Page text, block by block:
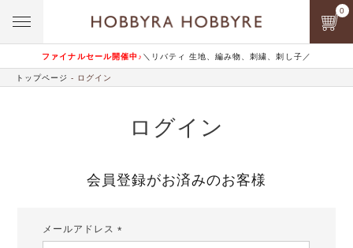
ファイナルセール開催中♪ ＼リバティ 生地、編み物、刺繍、刺し子／
0
トップページ ログイン
ログイン
会員登録がお済みのお客様
メールアドレス